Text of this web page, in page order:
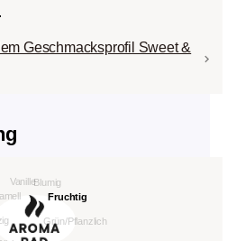
Geschmacksprofil Sweet &